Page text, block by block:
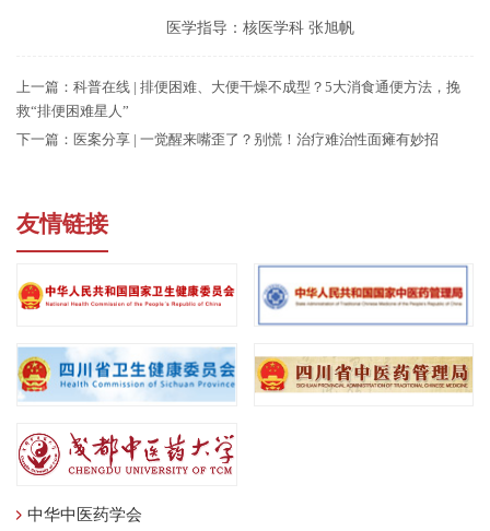
医学指导：核医学科 张旭帆
上一篇： 科普在线 | 排便困难、大便干燥不成型？5大消食通便方法，挽
救“排便困难星人”
下一篇： 医案分享 | 一觉醒来嘴歪了？别慌！治疗难治性面瘫有妙招
友情链接
中华中医药学会